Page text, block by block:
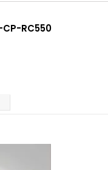
CP-RC550